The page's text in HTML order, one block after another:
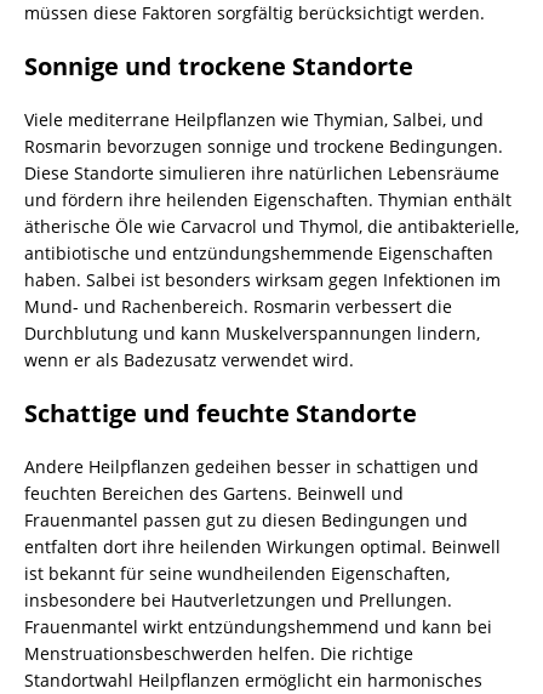
müssen diese Faktoren sorgfältig berücksichtigt werden.
Sonnige und trockene Standorte
Viele mediterrane Heilpflanzen wie Thymian, Salbei, und
Rosmarin bevorzugen sonnige und trockene Bedingungen.
Diese Standorte simulieren ihre natürlichen Lebensräume
und fördern ihre heilenden Eigenschaften. Thymian enthält
ätherische Öle wie Carvacrol und Thymol, die antibakterielle,
antibiotische und entzündungshemmende Eigenschaften
haben. Salbei ist besonders wirksam gegen Infektionen im
Mund- und Rachenbereich. Rosmarin verbessert die
Durchblutung und kann Muskelverspannungen lindern,
wenn er als Badezusatz verwendet wird.
Schattige und feuchte Standorte
Andere Heilpflanzen gedeihen besser in schattigen und
feuchten Bereichen des Gartens. Beinwell und
Frauenmantel passen gut zu diesen Bedingungen und
entfalten dort ihre heilenden Wirkungen optimal. Beinwell
ist bekannt für seine wundheilenden Eigenschaften,
insbesondere bei Hautverletzungen und Prellungen.
Frauenmantel wirkt entzündungshemmend und kann bei
Menstruationsbeschwerden helfen. Die richtige
Standortwahl Heilpflanzen ermöglicht ein harmonisches